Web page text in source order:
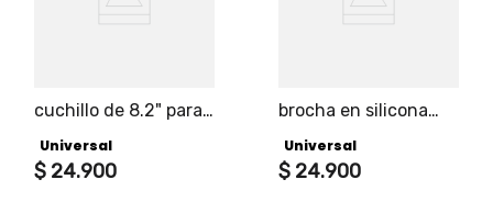
cuchillo de 8.2" para
Universal
$ 24.900
brocha en silicona
Universal
$ 24.900